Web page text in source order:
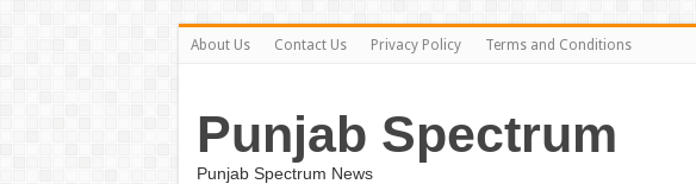
About Us Contact Us Privacy Policy Terms and Conditions
Punjab Spectrum
Punjab Spectrum News